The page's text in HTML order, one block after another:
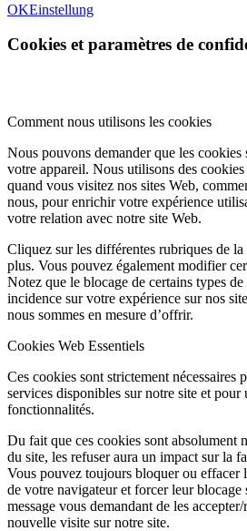
OKEinstellung
Cookies et paramètres de
Comment nous utilisons les cookies
Nous pouvons demander que les cookies
votre appareil. Nous utilisons des
quand vous visitez nos sites Web,
nous, pour enrichir votre expérience
votre relation avec notre site Web.
Cliquez sur les différentes rubriques de
plus. Vous pouvez également modifier
Notez que le blocage de certains types
incidence sur votre expérience sur nos
nous sommes en mesure d’offrir.
Cookies Web Essentiels
Ces cookies sont strictement nécessaires
services disponibles sur notre site et pour
fonctionnalités.
Du fait que ces cookies sont absolument
du site, les refuser aura un impact sur la
Vous pouvez toujours bloquer ou effacer
de votre navigateur et forcer leur blocage
message vous demandant de les
nouvelle visite sur notre site.